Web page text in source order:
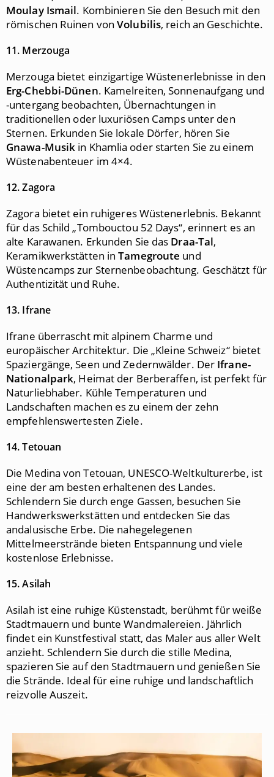
Moulay Ismail. Kombinieren Sie den Besuch mit den
römischen Ruinen vonVolubilis, reich an Geschichte.
11. Merzouga
Merzouga bietet einzigartige Wüstenerlebnisse in den
Erg-Chebbi-Dünen. Kamelreiten, Sonnenaufgang und
-untergang beobachten, Übernachtungen in
traditionellen oder luxuriösen Camps unter den
Sternen. Erkunden Sie lokale Dörfer, hören Sie
Gnawa-Musik in Khamlia oder starten Sie zu einem
Wüstenabenteuer im 4×4.
12. Zagora
Zagora bietet ein ruhigeres Wüstenerlebnis. Bekannt
für das Schild „Tombouctou 52 Days“, erinnert es an
alte Karawanen. Erkunden Sie das Draa-Tal,
Keramikwerkstätten inTamegroute und
Wüstencamps zur Sternenbeobachtung. Geschätzt für
Authentizität und Ruhe.
13. Ifrane
Ifrane überrascht mit alpinem Charme und
europäischer Architektur. Die „Kleine Schweiz“ bietet
Spaziergänge, Seen und Zedernwälder. Der Ifrane-
Nationalpark, Heimat der Berberaffen, ist perfekt für
Naturliebhaber. Kühle Temperaturen und
Landschaften machen es zu einem der zehn
empfehlenswertesten Ziele.
14. Tetouan
Die Medina von Tetouan, UNESCO-Weltkulturerbe, ist
eine der am besten erhaltenen des Landes.
Schlendern Sie durch enge Gassen, besuchen Sie
Handwerkswerkstätten und entdecken Sie das
andalusische Erbe. Die nahegelegenen
Mittelmeerstrände bieten Entspannung und viele
kostenlose Erlebnisse.
15. Asilah
Asilah ist eine ruhige Küstenstadt, berühmt für weiße
Stadtmauern und bunte Wandmalereien. Jährlich
findet ein Kunstfestival statt, das Maler aus aller Welt
anzieht. Schlendern Sie durch die stille Medina,
spazieren Sie auf den Stadtmauern und genießen Sie
die Strände. Ideal für eine ruhige und landschaftlich
reizvolle Auszeit.